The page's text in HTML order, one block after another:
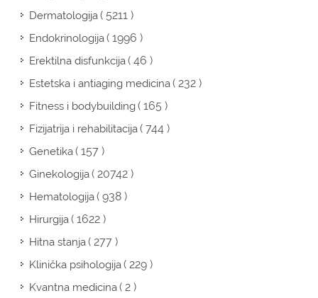
Dermatologija( 5211 )
Endokrinologija( 1996 )
Erektilna disfunkcija( 46 )
Estetska i antiaging medicina( 232 )
Fitness i bodybuilding( 165 )
Fizijatrija i rehabilitacija( 744 )
Genetika( 157 )
Ginekologija( 20742 )
Hematologija( 938 )
Hirurgija( 1622 )
Hitna stanja( 277 )
Klinička psihologija( 229 )
Kvantna medicina( 2 )